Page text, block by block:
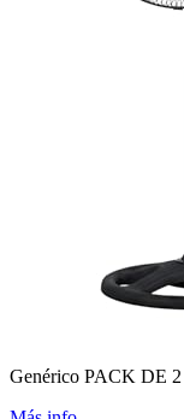
Genérico PACK DE 2